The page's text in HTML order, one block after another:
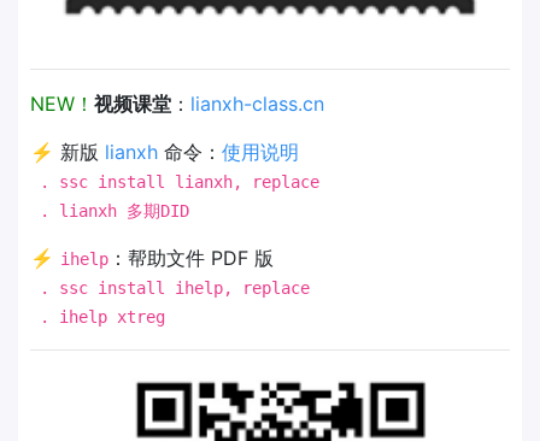
NEW！ 视频课堂 ： lianxh-class.cn
⚡ 新版 lianxh 命令： 使用说明
. ssc install lianxh, replace
. lianxh 多期DID
⚡ ihelp ：帮助文件 PDF 版
. ssc install ihelp, replace
. ihelp xtreg